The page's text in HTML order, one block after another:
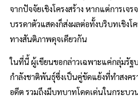
จากปัจจัยเชิงโครงสร้าง หากแต่การเจร
บรรดาตัวแสดงก็ส่งผลต่อทั้งบริบทเชิงโ
ทางสันติภาพดุจเดียวกัน
ในที่นี้ ผู้เขียนขอกล่าวเฉพาะแค่กลุ่มรัฐ
กำลังชาติพันธุ์ซึ่งเป็นคู่ขัดแย้งที่ทำสงค
อดีต รวมถึงมีบทบาทโดดเด่นในกระบว